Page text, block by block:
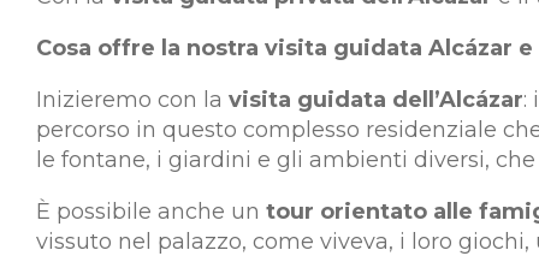
Cosa offre la nostra visita guidata Alcázar
Inizieremo con la visita guidata dell’Alcázar:
percorso in questo complesso residenziale
le fontane, i giardini e gli ambienti diversi, che
È possibile anche un tour orientato alle
vissuto nel palazzo, come viveva, i loro